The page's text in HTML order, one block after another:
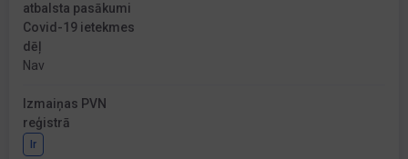
atbalsta pasākumi
Covid-19 ietekmes
dēļ
Nav
Izmaiņas PVN
reģistrā
Ir